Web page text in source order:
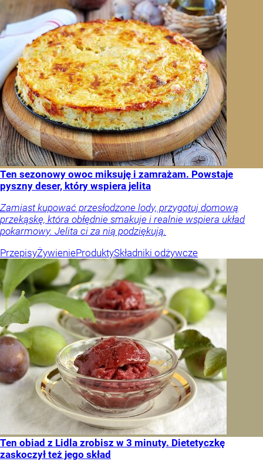
Ten sezonowy owoc miksuję i zamrażam. Powstaje
pyszny deser, który wspiera jelita
Zamiast kupować przesłodzone lody, przygotuj domową
przekąskę, która obłędnie smakuje i realnie wspiera układ
pokarmowy. Jelita ci za nią podziękują.
PrzepisyŻywienieProduktySkładniki odżywcze
Ten obiad z Lidla zrobisz w 3 minuty. Dietetyczkę
zaskoczył też jego skład